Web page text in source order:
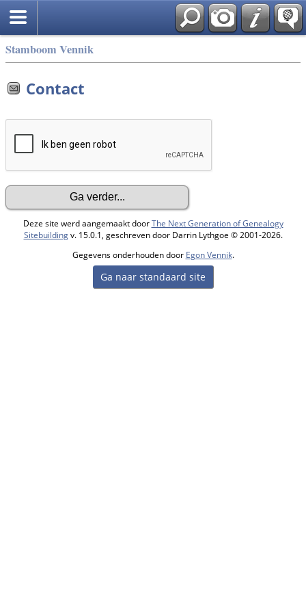
Stamboom Vennik
Contact
Deze site werd aangemaakt doorThe Next Generation of Genealogy
Sitebuildingv. 15.0.1, geschreven door Darrin Lythgoe © 2001-2026.
Gegevens onderhouden door Egon Vennik.
Ga naar standaard site